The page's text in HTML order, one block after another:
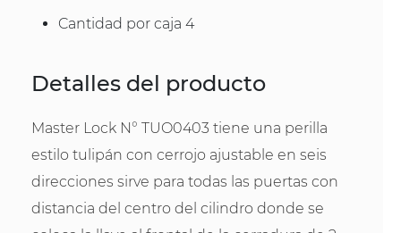
Cantidad por caja 4
Detalles del producto
Master Lock N° TUO0403 tiene una perilla
estilo tulipán con cerrojo ajustable en seis
direcciones sirve para todas las puertas con
distancia del centro del cilindro donde se